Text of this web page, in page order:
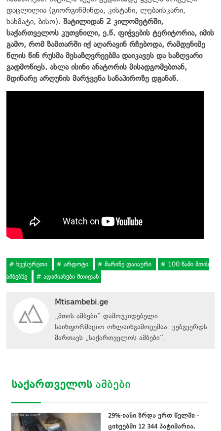
დაცლილია (გიორგიწმინდა, კისტანი, ლებაისკარი,
ხახმატი, ბისო). შატილიდან 2 კილომეტრში,
საქართველოს კუთვნილი, ე.წ. ფიჭვების ტერიტორია, იმის
გამო, რომ ზამთარში იქ აღარავინ რჩებოდა, რამდენიმე
წლის წინ რუსმა მესაზღვრეებმა დაიკავეს და საზღვარი
გადმოწიეს. ახლა ისინი ანატორის მისადგომებთან,
მდინარე არღუნის მარჯვენა სანაპიროზე დგანან.
ხევსურეთი არდოტი მარინე დაიაური
100 წამი მთის
ამბებზე
ადამიანები მთიდან
Mtisambebi.ge
„მთის ამბები“ დამოუკიდებელი
საინფორმაციო ონლაინგამოცემაა. ვებგვერდს
მართავს „საქართველოს ამბები“.
ᲡᲐᲥᲐᲠᲗᲕᲔᲚᲝᲡ ᲐᲛᲑᲔᲑᲘ
29%-იანი ზრდა ერთ წელში -
ციხეებში 12 344 პატიმარია,